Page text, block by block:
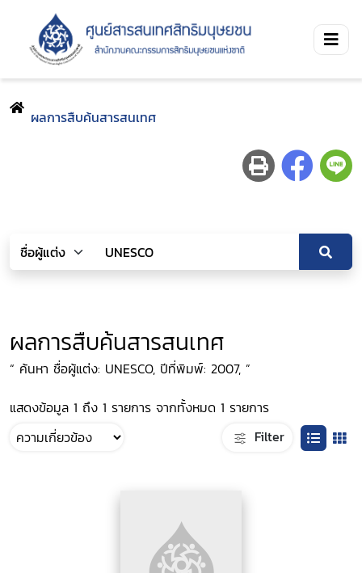
ผลการสืบค้นสารสนเทศ
ผลการสืบค้นสารสนเทศ
“ ค้นหา ชื่อผู้แต่ง: UNESCO, ปีที่พิมพ์: 2007, ”
แสดงข้อมูล 1 ถึง 1 รายการ จากทั้งหมด 1 รายการ
Filter